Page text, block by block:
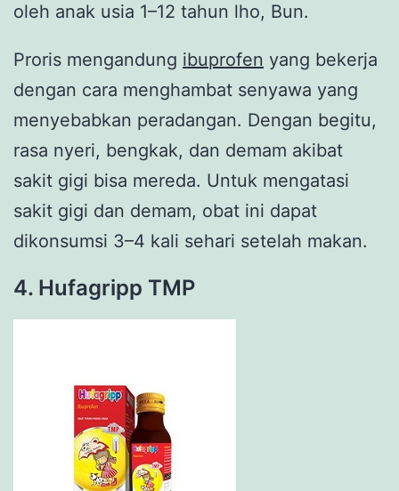
oleh anak usia 1–12 tahun lho, Bun.
Proris mengandung ibuprofen yang bekerja
dengan cara menghambat senyawa yang
menyebabkan peradangan. Dengan begitu,
rasa nyeri, bengkak, dan demam akibat
sakit gigi bisa mereda. Untuk mengatasi
sakit gigi dan demam, obat ini dapat
dikonsumsi 3–4 kali sehari setelah makan.
4. Hufagripp TMP